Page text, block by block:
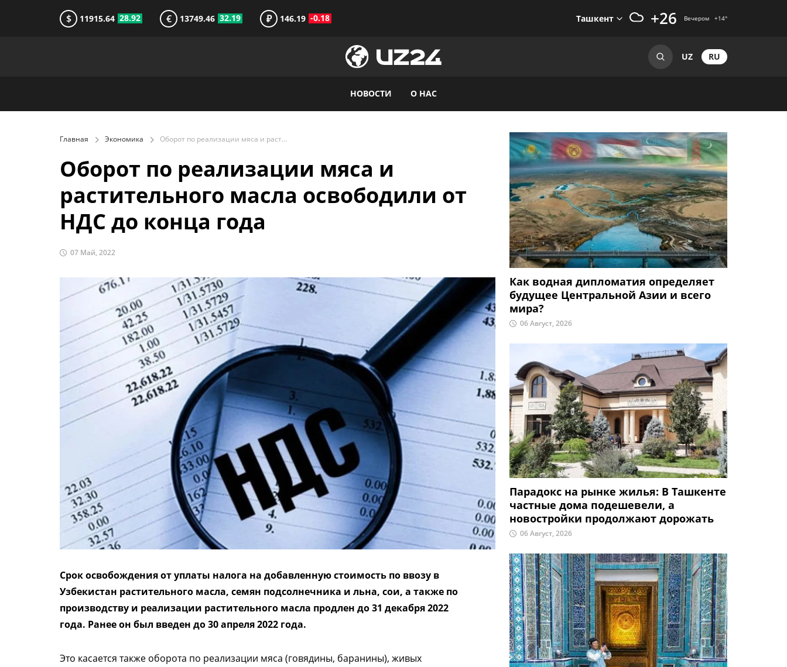
$ 11915.64 28.92 € 13749.46 32.19 ₽ 146.19 -0.18 Ташкент +26 Вечером +14°
UZ RU
НОВОСТИ О НАС
Главная Экономика Оборот по реализации мяса и растительного масла освободили от НДС до конца года
Оборот по реализации мяса и
растительного масла освободили от
НДС до конца года
07 Май, 2022
Срок освобождения от уплаты налога на добавленную стоимость по ввозу в
Узбекистан растительного масла, семян подсолнечника и льна, сои, а также по
производству и реализации растительного масла продлен до 31 декабря 2022
года. Ранее он был введен до 30 апреля 2022 года.
Это касается также оборота по реализации мяса (говядины, баранины), живых
Как водная дипломатия определяет
будущее Центральной Азии и всего
мира?
06 Август, 2026
Парадокс на рынке жилья: В Ташкенте
частные дома подешевели, а
новостройки продолжают дорожать
06 Август, 2026